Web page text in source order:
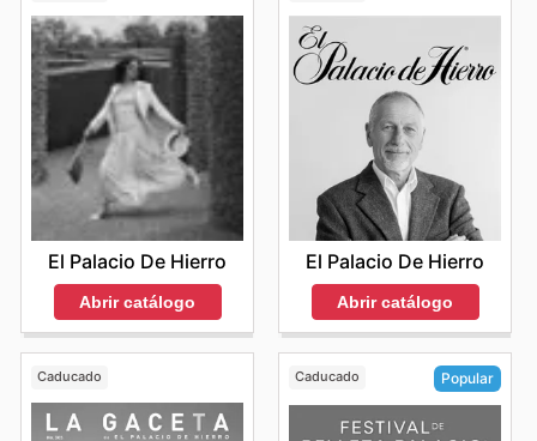
El Palacio De Hierro
Abrir catálogo
El Palacio De Hierro
Abrir catálogo
Caducado Caducado Popular